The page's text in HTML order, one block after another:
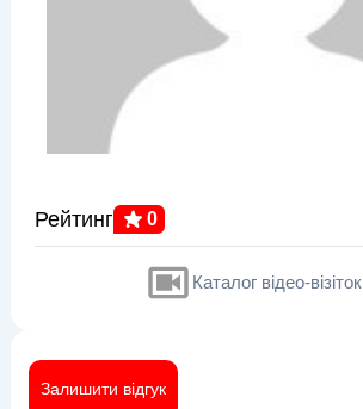
Рейтинг 0
Каталог відео-візіток
Залишити відгук